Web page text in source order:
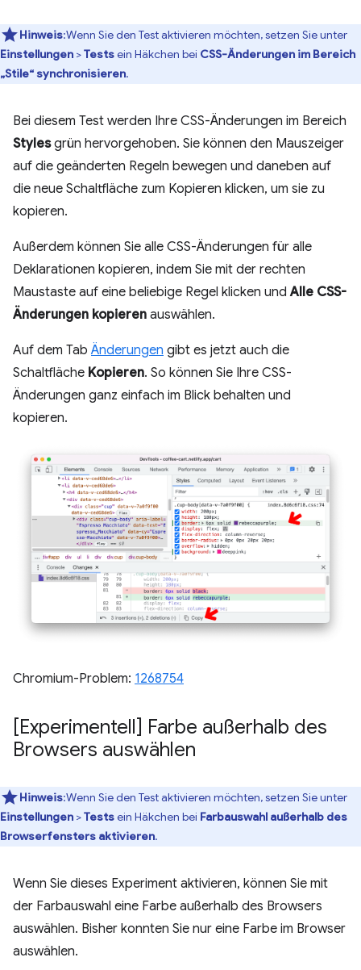
Hinweis:Wenn Sie den Test aktivieren möchten, setzen Sie unter
Einstellungen >Testsein Häkchen bei CSS-Änderungen im Bereich
„Stile“ synchronisieren.
Bei diesem Test werden Ihre CSS-Änderungen im Bereich
Stylesgrün hervorgehoben. Sie können den Mauszeiger
auf die geänderten Regeln bewegen und daneben auf
die neue Schaltfläche zum Kopieren klicken, um sie zu
kopieren.
Außerdem können Sie alle CSS-Änderungen für alle
Deklarationen kopieren, indem Sie mit der rechten
Maustaste auf eine beliebige Regel klicken undAlle CSS-
Änderungen kopieren auswählen.
Auf dem Tab Änderungen gibt es jetzt auch die
Schaltfläche Kopieren. So können Sie Ihre CSS-
Änderungen ganz einfach im Blick behalten und
kopieren.
Chromium-Problem: 1268754
[Experimentell] Farbe außerhalb des
Browsers auswählen
Hinweis:Wenn Sie den Test aktivieren möchten, setzen Sie unter
Einstellungen >Testsein Häkchen bei Farbauswahl außerhalb des
Browserfensters aktivieren.
Wenn Sie dieses Experiment aktivieren, können Sie mit
der Farbauswahl eine Farbe außerhalb des Browsers
auswählen. Bisher konnten Sie nur eine Farbe im Browser
auswählen.